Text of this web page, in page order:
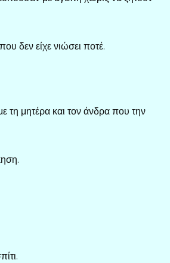
δεν είχε νιώσει ποτέ.
τη μητέρα και τον άνδρα που την